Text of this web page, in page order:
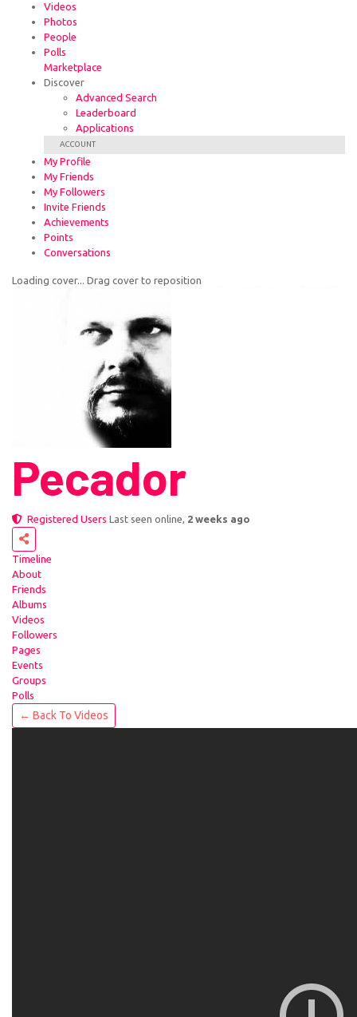
Videos
Photos
People
Polls
Marketplace
Discover
Advanced Search
Leaderboard
Applications
ACCOUNT
My Profile
My Friends
My Followers
Invite Friends
Achievements
Points
Conversations
Loading cover... Drag cover to reposition
Pecador
Registered Users Last seen online, 2 weeks ago
Timeline
About
Friends
Albums
Videos
Followers
Pages
Events
Groups
Polls
← Back To Videos